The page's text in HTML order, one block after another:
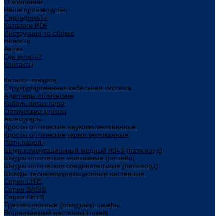
О компании
Наше производство
Сертификаты
Каталоги PDF
Инструкции по сборке
Новости
Акции
Где купить?
Контакты
Каталог товаров
Структурированная кабельная система
Адаптеры оптические
Кабель витая пара
Оптические кроссы
Аксессуары
Кроссы оптические неукомплектованные
Кроссы оптические укомплектованные
Патч-панели
Шнур коммутационный медный RJ45 (патч-корд)
Шнуры оптические монтажные (пигтейл)
Шнуры оптические соединительные (патч-корд)
Шкафы телекоммуникационные настенные
Cерия LITE
Cерия BASIS
Cерия KEYS
Трехсекционные (откидные) шкафы
Встраиваемый настенный шкаф